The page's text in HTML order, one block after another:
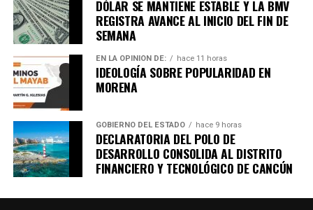
DÓLAR SE MANTIENE ESTABLE Y LA BMV
REGISTRA AVANCE AL INICIO DEL FIN DE
SEMANA
EN LA OPINIÓN DE: hace 11 horas
IDEOLOGÍA SOBRE POPULARIDAD EN
MORENA
GOBIERNO DEL ESTADO hace 9 horas
DECLARATORIA DEL POLO DE
DESARROLLO CONSOLIDA AL DISTRITO
FINANCIERO Y TECNOLÓGICO DE CANCÚN